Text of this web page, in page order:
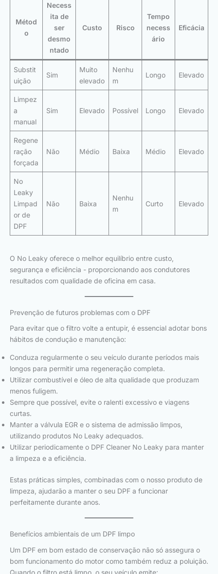
Métod
o
Necess
ita de
ser
desmo
ntado
Custo Risco
Tempo
necess
ário
Eficácia
Substit
uição
Sim
Muito
elevado
Nenhu
m
Longo Elevado
Limpez
a
manual
Sim Elevado Possível Longo Elevado
Regene
ração
forçada
Não Médio Baixa Médio Elevado
No
Leaky
Limpad
or de
DPF
Não Baixa
Nenhu
m
Curto Elevado
O No Leaky oferece o melhor equilíbrio entre custo,
segurança e eficiência - proporcionando aos condutores
resultados com qualidade de oficina em casa.
Prevenção de futuros problemas com o DPF
Para evitar que o filtro volte a entupir, é essencial adotar bons
hábitos de condução e manutenção:
Conduza regularmente o seu veículo durante períodos mais
longos para permitir uma regeneração completa.
Utilizar combustível e óleo de alta qualidade que produzam
menos fuligem.
Sempre que possível, evite o ralenti excessivo e viagens
curtas.
Manter a válvula EGR e o sistema de admissão limpos,
utilizando produtos No Leaky adequados.
Utilizar periodicamente o DPF Cleaner No Leaky para manter
a limpeza e a eficiência.
Estas práticas simples, combinadas com o nosso produto de
limpeza, ajudarão a manter o seu DPF a funcionar
perfeitamente durante anos.
Benefícios ambientais de um DPF limpo
Um DPF em bom estado de conservação não só assegura o
bom funcionamento do motor como também reduz a poluição.